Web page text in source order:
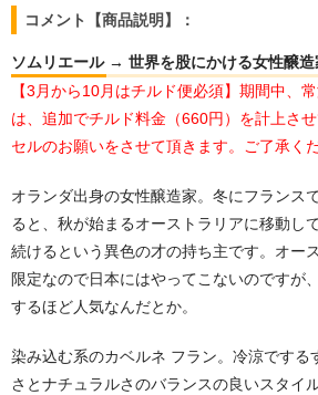
コメント【商品説明】：
ソムリエール → 世界を股にかける女性醸造
【3月から10月はチルド便必須】期間中、
は、追加でチルド料金（660円）を計上さ
セルのお願いをさせて頂きます。ご了承くだ
オランダ出身の女性醸造家。冬にフランス
ると、秋が始まるオーストラリアに移動し
続けるという異色の才の持ち主です。オー
限定なので日本にはやってこないのですが
するほど人気なんだとか。
染み込む系のカベルネ フラン。冷涼でする
さとナチュラルさのバランスの良いスタイル